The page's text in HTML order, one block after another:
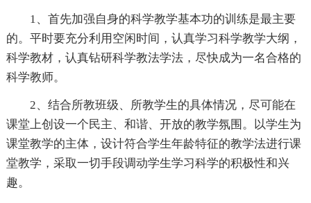
1、首先加强自身的科学教学基本功的训练是最主要
的。平时要充分利用空闲时间，认真学习科学教学大纲，
科学教材，认真钻研科学教法学法，尽快成为一名合格的
科学教师。
2、结合所教班级、所教学生的具体情况，尽可能在
课堂上创设一个民主、和谐、开放的教学氛围。以学生为
课堂教学的主体，设计符合学生年龄特征的教学法进行课
堂教学，采取一切手段调动学生学习科学的积极性和兴
趣。